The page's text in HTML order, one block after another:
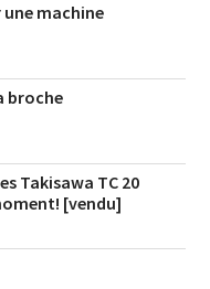
machine
broche
Takisawa TC 20
[vendu]